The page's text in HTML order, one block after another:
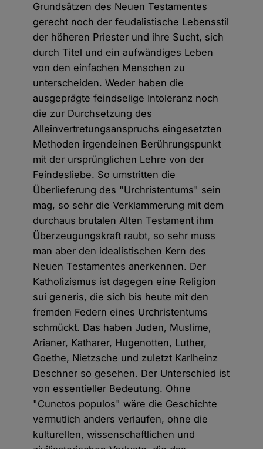
Grundsätzen des Neuen Testamentes
gerecht noch der feudalistische Lebensstil
der höheren Priester und ihre Sucht, sich
durch Titel und ein aufwändiges Leben
von den einfachen Menschen zu
unterscheiden. Weder haben die
ausgeprägte feindselige Intoleranz noch
die zur Durchsetzung des
Alleinvertretungsanspruchs eingesetzten
Methoden irgendeinen Berührungspunkt
mit der ursprünglichen Lehre von der
Feindesliebe. So umstritten die
Überlieferung des "Urchristentums" sein
mag, so sehr die Verklammerung mit dem
durchaus brutalen Alten Testament ihm
Überzeugungskraft raubt, so sehr muss
man aber den idealistischen Kern des
Neuen Testamentes anerkennen. Der
Katholizismus ist dagegen eine Religion
sui generis, die sich bis heute mit den
fremden Federn eines Urchristentums
schmückt. Das haben Juden, Muslime,
Arianer, Katharer, Hugenotten, Luther,
Goethe, Nietzsche und zuletzt Karlheinz
Deschner so gesehen. Der Unterschied ist
von essentieller Bedeutung. Ohne
"Cunctos populos" wäre die Geschichte
vermutlich anders verlaufen, ohne die
kulturellen, wissenschaftlichen und